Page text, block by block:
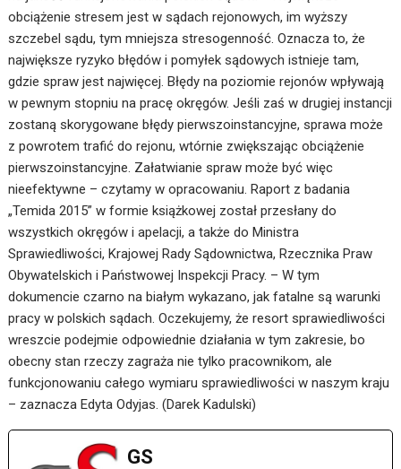
obciążenie stresem jest w sądach rejonowych, im wyższy
szczebel sądu, tym mniejsza stresogenność. Oznacza to, że
największe ryzyko błędów i pomyłek sądowych istnieje tam,
gdzie spraw jest najwięcej. Błędy na poziomie rejonów wpływają
w pewnym stopniu na pracę okręgów. Jeśli zaś w drugiej instancji
zostaną skorygowane błędy pierwszoinstancyjne, sprawa może
z powrotem trafić do rejonu, wtórnie zwiększając obciążenie
pierwszoinstancyjne. Załatwianie spraw może być więc
nieefektywne – czytamy w opracowaniu. Raport z badania
„Temida 2015” w formie książkowej został przesłany do
wszystkich okręgów i apelacji, a także do Ministra
Sprawiedliwości, Krajowej Rady Sądownictwa, Rzecznika Praw
Obywatelskich i Państwowej Inspekcji Pracy. – W tym
dokumencie czarno na białym wykazano, jak fatalne są warunki
pracy w polskich sądach. Oczekujemy, że resort sprawiedliwości
wreszcie podejmie odpowiednie działania w tym zakresie, bo
obecny stan rzeczy zagraża nie tylko pracownikom, ale
funkcjonowaniu całego wymiaru sprawiedliwości w naszym kraju
– zaznacza Edyta Odyjas. (Darek Kadulski)
GS